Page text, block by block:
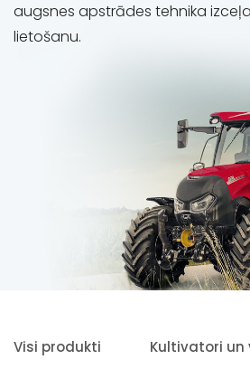
augsnes apstrādes tehnika
lietošanu.
Visi produkti Kultivatori un